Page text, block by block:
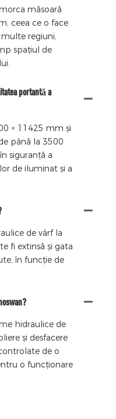
măsoară
ceea ce o face
regiuni,
spațiul de
portantă a
× 11425 mm și
până la 3500
siguranță a
de iluminat și a
de vârf la
fi extinsă și gata
în funcție de
hidraulice de
și desfacere
de o
o funcționare